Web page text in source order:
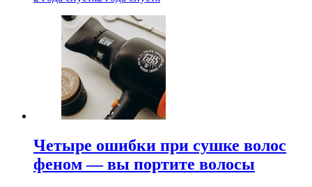
Четыре ошибки при сушке волос
феном — вы портите волосы